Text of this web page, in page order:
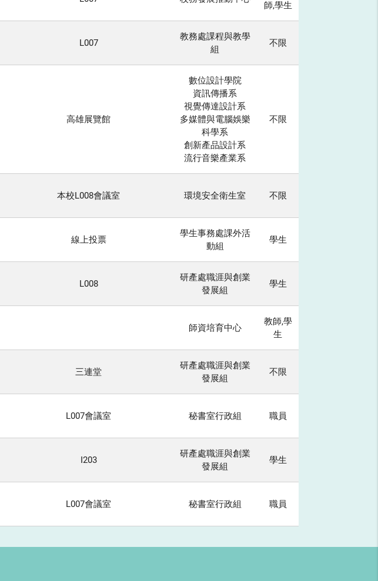
師,學生
L007
教務處課程與教學
組
不限
高雄展覽館
數位設計學院
資訊傳播系
視覺傳達設計系
多媒體與電腦娛樂
科學系
創新產品設計系
流行音樂產業系
不限
本校L008會議室 環境安全衛生室 不限
線上投票
學生事務處課外活
動組
學生
L008
研產處職涯與創業
發展組
學生
師資培育中心
教師,學
生
三連堂
研產處職涯與創業
發展組
不限
L007會議室 秘書室行政組 職員
I203
研產處職涯與創業
發展組
學生
L007會議室 秘書室行政組 職員